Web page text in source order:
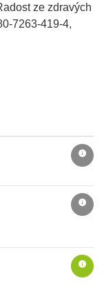
ze zdravých
7263-419-4,
info
info
info